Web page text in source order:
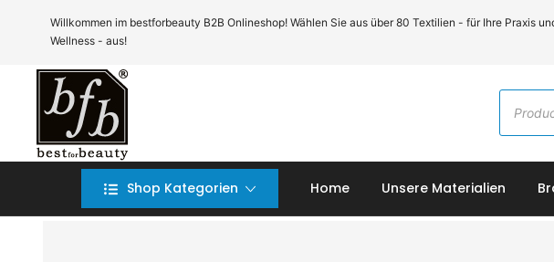
Willkommen im bestforbeauty B2B Onlineshop! Wählen Sie aus über 80 Textilien - für Ihre Praxis
Wellness - aus!
B2B Onlineshop bfb GmbH
Products
Shop Kategorien Home Unsere Materialien